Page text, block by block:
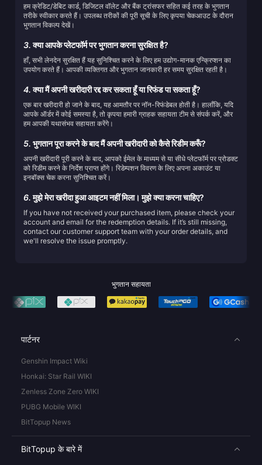
हम क्रेडिट/डेबिट कार्ड, डिजिटल वॉलेट और बैंक ट्रांसफर सहित कई तरह के भुगतान
तरीके स्वीकार करते हैं। उपलब्ध तरीकों की पूरी सूची के लिए कृपया चेकआउट के दौरान
भुगतान विकल्प देखें।
3.क्या आपके प्लेटफॉर्म पर भुगतान करना सुरक्षित है?
हाँ, सभी लेनदेन सुरक्षित हैं यह सुनिश्चित करने के लिए हम उद्योग-मानक एन्क्रिप्शन का
उपयोग करते हैं। आपकी व्यक्तिगत और भुगतान जानकारी हर समय सुरक्षित रहती है।
4.क्या मैं अपनी खरीदारी रद्द कर सकता हूँ या रिफंड पा सकता हूँ?
एक बार खरीदारी हो जाने के बाद, यह आमतौर पर नॉन-रिफंडेबल होती है। हालाँकि, यदि
आपके ऑर्डर में कोई समस्या है, तो कृपया हमारी ग्राहक सहायता टीम से संपर्क करें, और
हम आपकी यथासंभव सहायता करेंगे।
5. भुगतान पूरा करने के बाद मैं अपनी खरीदारी को कैसे रिडीम करूँ?
अपनी खरीदारी पूरी करने के बाद, आपको ईमेल के माध्यम से या सीधे प्लेटफॉर्म पर प्रोडक्ट
को रिडीम करने के निर्देश प्राप्त होंगे। रिडेम्पशन विवरण के लिए अपना अकाउंट या
इनबॉक्स चेक करना सुनिश्चित करें।
6.मुझे मेरा खरीदा हुआ आइटम नहीं मिला। मुझे क्या करना चाहिए?
If you have not received your purchased item, please check your
account and email for the redemption details. If it’s still missing,
contact our customer support team with your order details, and
we'll resolve the issue promptly.
भुगतान सहायता
पार्टनर
Genshin Impact Wiki
Honkai: Star Rail WIKI
Zenless Zone Zero WIKI
PUBG Mobile WIKI
BitTopup News
BitTopup के बारे में